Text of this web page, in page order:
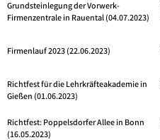
Grundsteinlegung der Vorwerk-
Firmenzentrale in Rauental (04.07.2023)
Firmenlauf 2023 (22.06.2023)
Richtfest für die Lehrkräfteakademie in
Gießen (01.06.2023)
Richtfest: Poppelsdorfer Allee in Bonn
(16.05.2023)